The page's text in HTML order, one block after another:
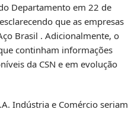
Departamento em 22 de
que as empresas
Brasil . Adicionalmente, o
continham informações
da CSN e em evolução
Indústria e Comércio seriam